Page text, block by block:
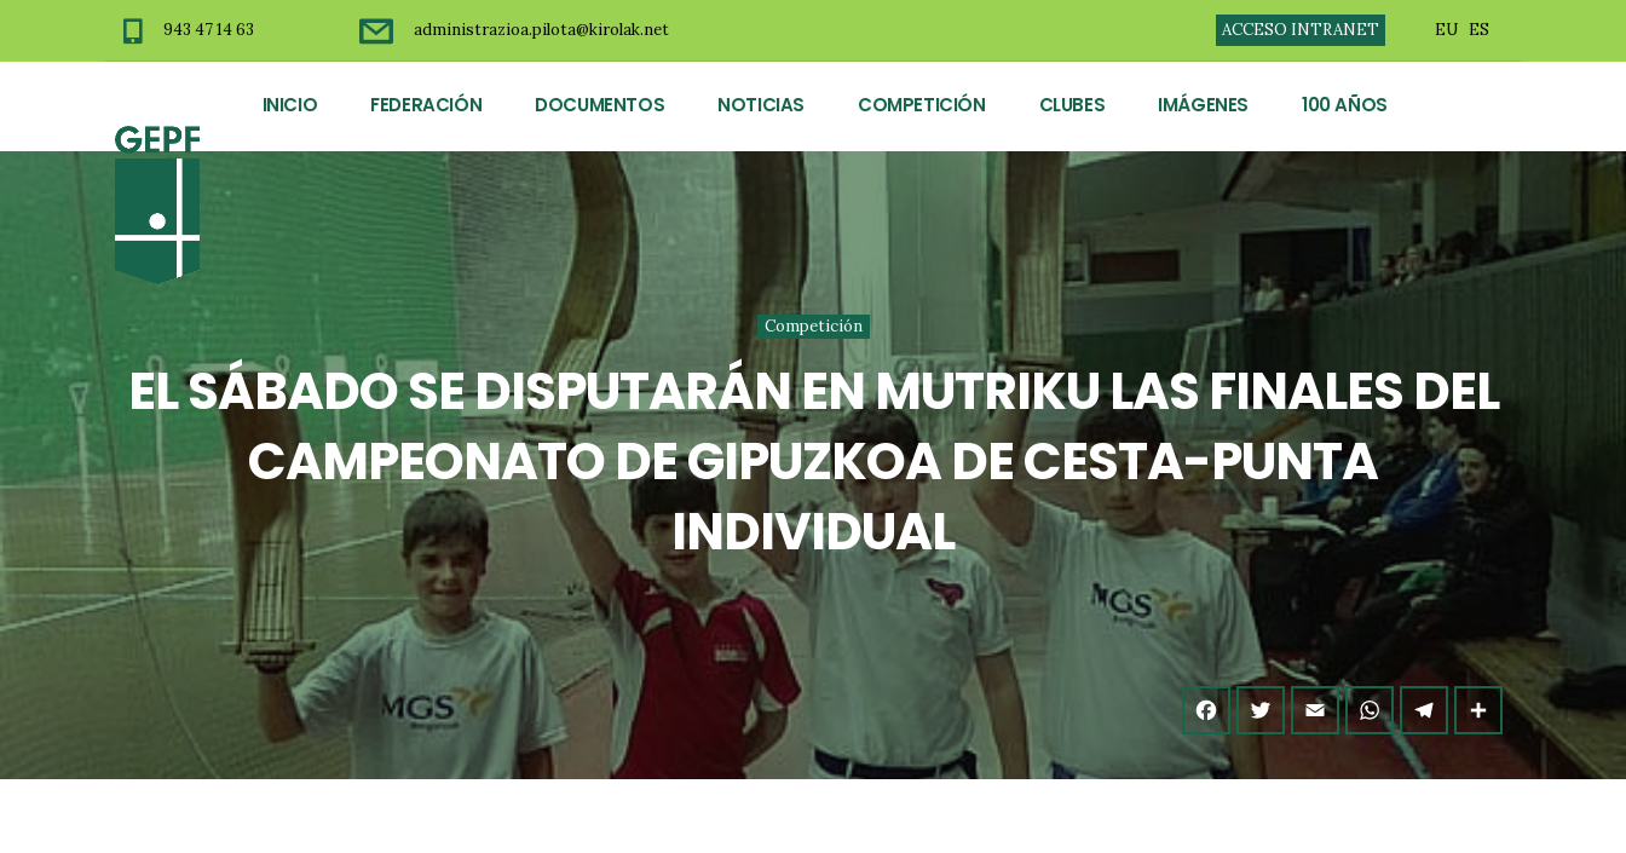
943 47 14 63 administrazioa.pilota@kirolak.net ACCESO INTRANET EU ES
INICIO FEDERACIÓN DOCUMENTOS NOTICIAS COMPETICIÓN CLUBES IMÁGENES 100 AÑOS
Competición
EL SÁBADO SE DISPUTARÁN EN MUTRIKU LAS FINALES DEL
CAMPEONATO DE GIPUZKOA DE CESTA-PUNTA
INDIVIDUAL